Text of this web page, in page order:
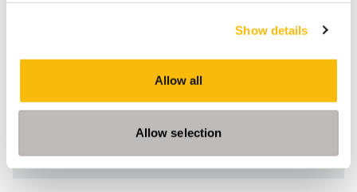
Show details
Allow all
Allow selection
Nyenrode Business Universiteit in samenwerking
met NOC*NSF ontwikkeld als antwoord op de
veranderende behoeften ten aanzien van
sportbestuur en -leiderschap.